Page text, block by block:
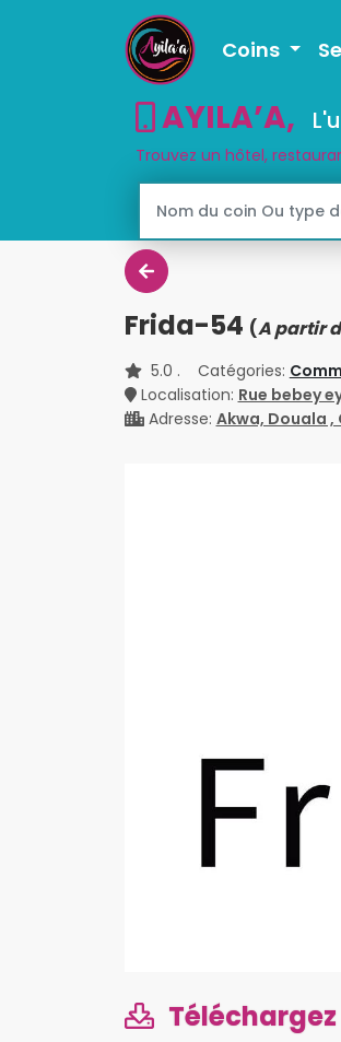
Coins
AYILA’A,
Trouvez un hôtel,
Frida-54 (A partir
5.0 . Catégories:
Localisation: Rue bebey
Adresse: Akwa, Douala ,